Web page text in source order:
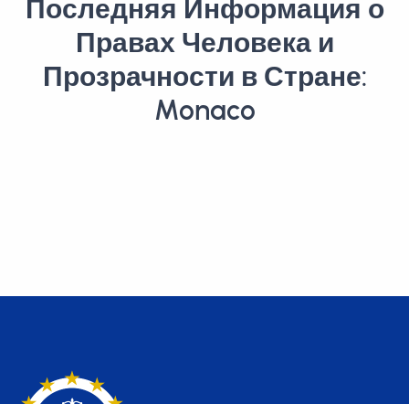
Последняя Информация о
Правах Человека и
Прозрачности в Стране:
Monaco